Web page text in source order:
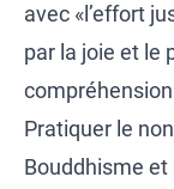
avec «l’effort
par la joie et le
compréhension
Pratiquer le
Bouddhisme